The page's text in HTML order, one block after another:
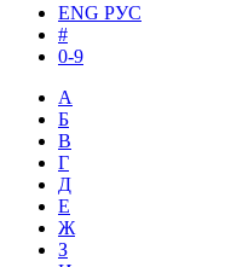
ENG РУС
#
0-9
А
Б
В
Г
Д
Е
Ж
З